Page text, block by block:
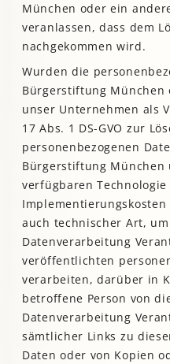
München oder ein
veranlassen, dass dem
nachgekommen wird.
Wurden die
Bürgerstiftung
unser Unternehmen als
17 Abs. 1 DS-GVO zur
personenbezogenen
Bürgerstiftung
verfügbaren
Implementierungskosten
auch technischer Art,
Datenverarbeitung
veröffentlichten
verarbeiten, darüber in
betroffene Person von
Datenverarbeitung
sämtlicher Links zu
Daten oder von Kopien